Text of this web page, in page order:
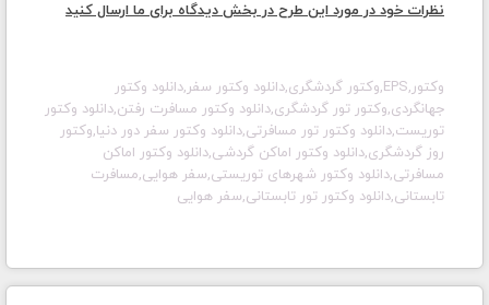
نظرات خود در مورد این طرح در بخش دیدگاه برای ما ارسال کنید
وکتور,EPS,وکتور گردشگری,دانلود وکتور سفر,دانلود وکتور
جهانگردی,وکتور تور گردشگری,دانلود وکتور مسافرت رفتن,دانلود وکتور
توریست,دانلود وکتور تور مسافرتی,دانلود وکتور سفر دور دنیا,وکتور
روز گردشگری,دانلود وکتور اماکن گردشی,دانلود وکتور اماکن
مسافرتی,دانلود وکتور شهرهای توریستی,سفر هوایی,مسافرت
تابستانی,دانلود وکتور تور تابستانی,سفر هوایی